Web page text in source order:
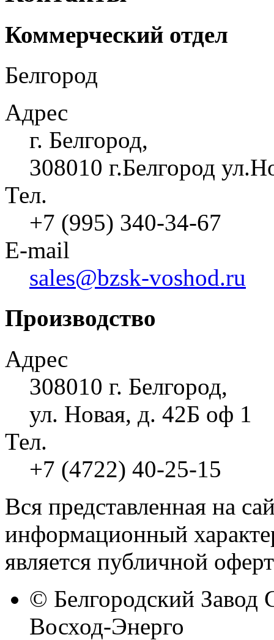
Коммерческий отдел
Белгород
Адрес
г. Белгород,
308010 г.Белгород
Тел.
+7 (995) 340-34-67
E-mail
sales@bzsk-voshod.ru
Производство
Адрес
308010 г. Белгород,
ул. Новая, д. 42Б оф 1
Тел.
+7 (4722) 40-25-15
Вся представленная на
информационный
является публичной
© Белгородский Завод
Восход-Энерго